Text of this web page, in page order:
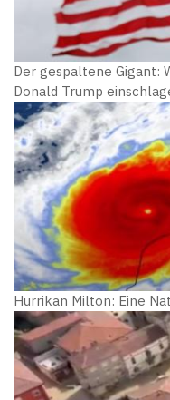
Der gespaltene Gigant:
Donald Trump
Hurrikan Milton: Eine